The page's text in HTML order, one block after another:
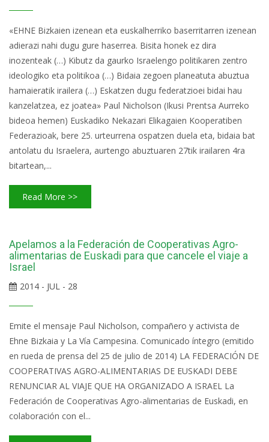
«EHNE Bizkaien izenean eta euskalherriko baserritarren izenean
adierazi nahi dugu gure haserrea. Bisita honek ez dira
inozenteak (…) Kibutz da gaurko Israelengo politikaren zentro
ideologiko eta politikoa (…) Bidaia zegoen planeatuta abuztua
hamaieratik irailera (…) Eskatzen dugu federatzioei bidai hau
kanzelatzea, ez joatea» Paul Nicholson (Ikusi Prentsa Aurreko
bideoa hemen) Euskadiko Nekazari Elikagaien Kooperatiben
Federazioak, bere 25. urteurrena ospatzen duela eta, bidaia bat
antolatu du Israelera, aurtengo abuztuaren 27tik irailaren 4ra
bitartean,...
Read More >>
Apelamos a la Federación de Cooperativas Agro-
alimentarias de Euskadi para que cancele el viaje a
Israel
2014 - JUL - 28
Emite el mensaje Paul Nicholson, compañero y activista de
Ehne Bizkaia y La Vía Campesina. Comunicado íntegro (emitido
en rueda de prensa del 25 de julio de 2014) LA FEDERACIÓN DE
COOPERATIVAS AGRO-ALIMENTARIAS DE EUSKADI DEBE
RENUNCIAR AL VIAJE QUE HA ORGANIZADO A ISRAEL La
Federación de Cooperativas Agro-alimentarias de Euskadi, en
colaboración con el...